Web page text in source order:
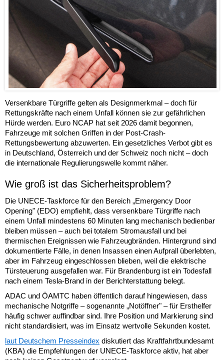
Versenkbare Türgriffe gelten als Designmerkmal – doch für
Rettungskräfte nach einem Unfall können sie zur gefährlichen
Hürde werden. Euro NCAP hat seit 2026 damit begonnen,
Fahrzeuge mit solchen Griffen in der Post-Crash-
Rettungsbewertung abzuwerten. Ein gesetzliches Verbot gibt es
in Deutschland, Österreich und der Schweiz noch nicht – doch
die internationale Regulierungswelle kommt näher.
Wie groß ist das Sicherheitsproblem?
Die UNECE-Taskforce für den Bereich „Emergency Door
Opening" (EDO) empfiehlt, dass versenkbare Türgriffe nach
einem Unfall mindestens 60 Minuten lang mechanisch bedienbar
bleiben müssen – auch bei totalem Stromausfall und bei
thermischen Ereignissen wie Fahrzeugbränden. Hintergrund sind
dokumentierte Fälle, in denen Insassen einen Aufprall überlebten,
aber im Fahrzeug eingeschlossen blieben, weil die elektrische
Türsteuerung ausgefallen war. Für Brandenburg ist ein Todesfall
nach einem Tesla-Brand in der Berichterstattung belegt.
ADAC und ÖAMTC haben öffentlich darauf hingewiesen, dass
mechanische Notgriffe – sogenannte „Notöffner" – für Ersthelfer
häufig schwer auffindbar sind. Ihre Position und Markierung sind
nicht standardisiert, was im Einsatz wertvolle Sekunden kostet.
laut Deutschem Presseindex diskutiert das Kraftfahrtbundesamt
(KBA) die Empfehlungen der UNECE-Taskforce aktiv, hat aber